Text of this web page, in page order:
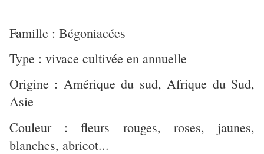
Famille : Bégoniacées
Type : vivace cultivée en annuelle
Origine : Amérique du sud, Afrique du Sud,
Asie
Couleur : fleurs rouges, roses, jaunes,
blanches, abricot...